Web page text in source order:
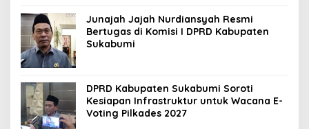
Junajah Jajah Nurdiansyah Resmi
Bertugas di Komisi I DPRD Kabupaten
Sukabumi
DPRD Kabupaten Sukabumi Soroti
Kesiapan Infrastruktur untuk Wacana E-
Voting Pilkades 2027